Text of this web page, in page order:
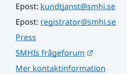
Epost: kundtjanst@smhi.se
Epost: registrator@smhi.se
Press
SMHIs frågeforum
Mer kontaktinformation